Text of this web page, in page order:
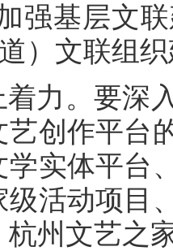
强基层文
）文联组
力。要深
创作平台
学实体平台
级活动项目
州文艺之